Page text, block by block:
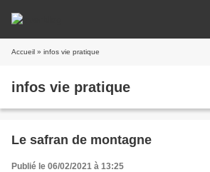
Accueil » infos vie pratique
infos vie pratique
Le safran de montagne
Publié le 06/02/2021 à 13:25